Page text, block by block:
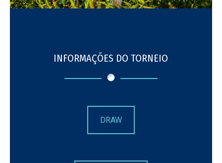
INFORMAÇÕES DO TORNEIO
DRAW